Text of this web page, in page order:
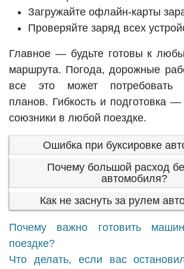
Загружайте офлайн-карты
Проверяйте заряд всех
Главное — будьте готовы к
маршрута. Погода, дорожные
все это может потребовать
планов. Гибкость и подготовка
союзники в любой поездке.
Ошибка при буксировке
Почему большой расход
автомобиля?
Как не заснуть за рулем
Почему важно готовить
поездке?
Что делать, если вас